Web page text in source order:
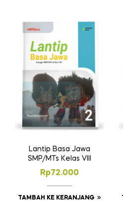
Lantip Basa Jawa
SMP/MTs Kelas VIII
Rp72.000
TAMBAH KE KERANJANG